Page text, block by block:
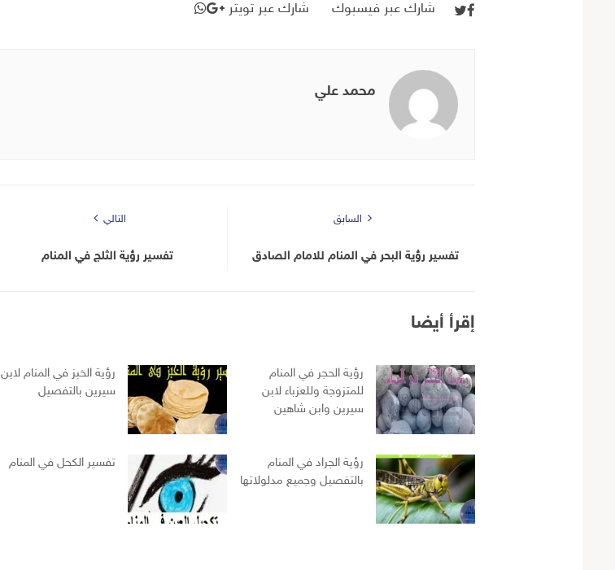
شارك عبر فيسبوك شارك عبر تويتر
محمد علي
السابق
تفسير رؤية البحر في المنام للامام الصادق
التالي
تفسير رؤية الثلج في المنام
إقرأ أيضا
رؤية الحجر في المنام
للمتزوجة وللعزباء لابن
سيرين وابن شاهين
رؤية الخبز في المنام لابن
سيرين بالتفصيل
رؤية الجراد في المنام
بالتفصيل وجميع مدلولاتها
تفسير الكحل في المنام